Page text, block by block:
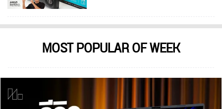
MOST POPULAR OF WEEK